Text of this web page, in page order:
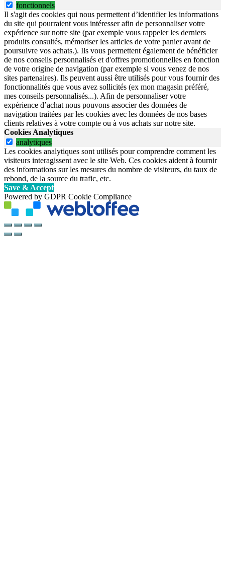
fonctionnels
Il s'agit des cookies qui nous permettent d’identifier les informations
du site qui pourraient vous intéresser afin de personnaliser votre
expérience sur notre site (par exemple vous rappeler les derniers
produits consultés, mémoriser les articles de votre panier avant de
poursuivre vos achats.). Ils vous permettent également de bénéficier
de nos conseils personnalisés et d'offres promotionnelles en fonction
de votre origine de navigation (par exemple si vous venez de nos
sites partenaires). Ils peuvent aussi être utilisés pour vous fournir des
fonctionnalités que vous avez sollicités (ex mon magasin préféré,
mes conseils personnalisés...). Afin de personnaliser votre
expérience d’achat nous pouvons associer des données de
navigation traitées par les cookies avec les données de nos bases
clients relatives à votre compte ou à vos achats sur notre site.
Cookies Analytiques
analytiques
Les cookies analytiques sont utilisés pour comprendre comment les
visiteurs interagissent avec le site Web. Ces cookies aident à fournir
des informations sur les mesures du nombre de visiteurs, du taux de
rebond, de la source du trafic, etc.
Save & Accept
Powered by GDPR Cookie Compliance